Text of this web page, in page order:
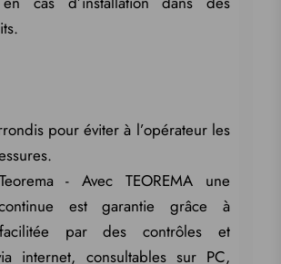
pour éviter à l’opérateur les
- Avec TEOREMA une
est garantie grâce à
facilitée par des contrôles et
internet, consultables sur PC,